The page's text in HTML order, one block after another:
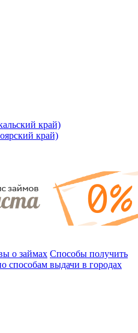
край)
край)
о займах Способы получить
способам выдачи в городах